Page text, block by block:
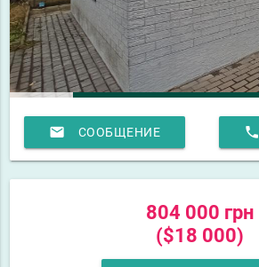
email СООБЩЕНИЕ phone
804 000 грн
($18 000)